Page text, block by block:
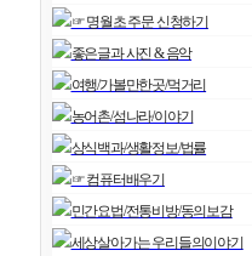
☞ 명월초 주문 신청하기
좋은글과 사진 & 음악
여행/가볼만한곳/먹거리
농어촌/섬나라/이야기
상식백과/생활정보/법률
☞ 컴퓨터배우기
민간요법/전통비방/동의보감
세상살아가는 우리들의이야기